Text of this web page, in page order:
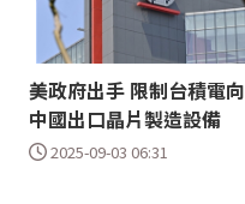
美政府出手 限制台積電向
中國出口晶片製造設備
2025-09-03 06:31